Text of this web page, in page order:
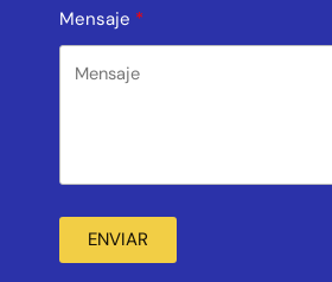
Mensaje
ENVIAR